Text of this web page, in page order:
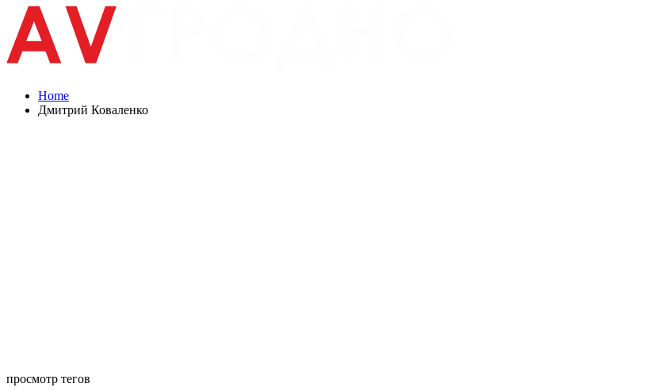
Home
Дмитрий Коваленко
просмотр тегов